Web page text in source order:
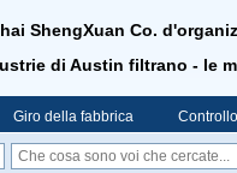
ShengXuan Co.
di Austin filtrano - le
Giro della fabbrica